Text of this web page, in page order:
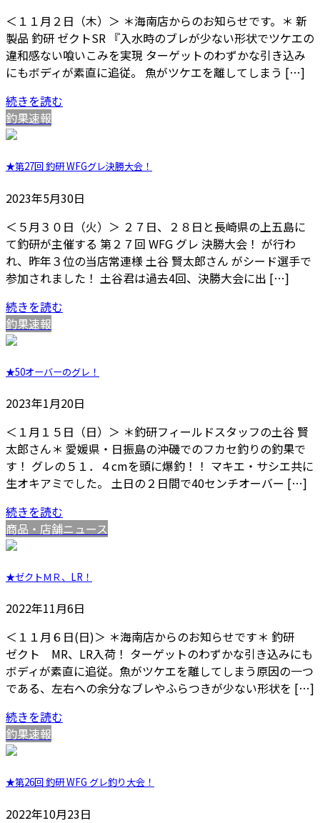
＜１１月２日（木）＞ ＊海南店からのお知らせです。＊ 新
製品 釣研 ゼクトSR 『入水時のブレが少ない形状でツケエの
違和感ない喰いこみを実現 ターゲットのわずかな引き込み
にもボディが素直に追従。 魚がツケエを離してしまう […]
続きを読む
釣果速報
★第27回 釣研 WFGグレ決勝大会！
2023年5月30日
＜５月３０日（火）＞ ２７日、２８日と長崎県の上五島に
て釣研が主催する 第２７回 WFG グレ 決勝大会！ が行わ
れ、昨年３位の当店常連様 土谷 賢太郎さん がシード選手で
参加されました！ 土谷君は過去4回、決勝大会に出 […]
続きを読む
釣果速報
★50オーバーのグレ！
2023年1月20日
＜１月１５日（日）＞ ＊釣研フィールドスタッフの土谷 賢
太郎さん＊ 愛媛県・日振島の沖磯でのフカセ釣りの釣果で
す！ グレの５１．４cmを頭に爆釣！！ マキエ・サシエ共に
生オキアミでした。 土日の２日間で40センチオーバー […]
続きを読む
商品・店舗ニュース
★ゼクトＭＲ、LR！
2022年11月6日
＜１１月６日(日)＞ ＊海南店からのお知らせです＊ 釣研
ゼクト MR、LR入荷！ ターゲットのわずかな引き込みにも
ボディが素直に追従。魚がツケエを離してしまう原因の一つ
である、左右への余分なブレやふらつきが少ない形状を […]
続きを読む
釣果速報
★第26回 釣研 WFG グレ釣り大会！
2022年10月23日